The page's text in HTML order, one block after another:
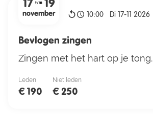
17 t/m 19
november 10:00 Di 17-11 2026
Bevlogen zingen
Zingen met het hart op je tong.
Leden
€ 190
Niet leden
€ 250